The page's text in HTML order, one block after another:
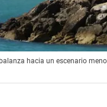
hacia un escenario